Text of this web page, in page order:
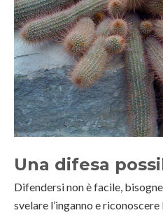
Una difesa
Difendersi non è facile,
svelare l’inganno e